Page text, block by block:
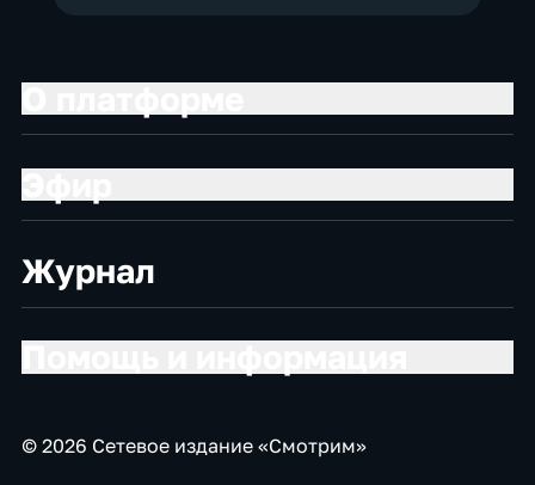
Журнал
© 2026 Сетевое издание «Смотрим»